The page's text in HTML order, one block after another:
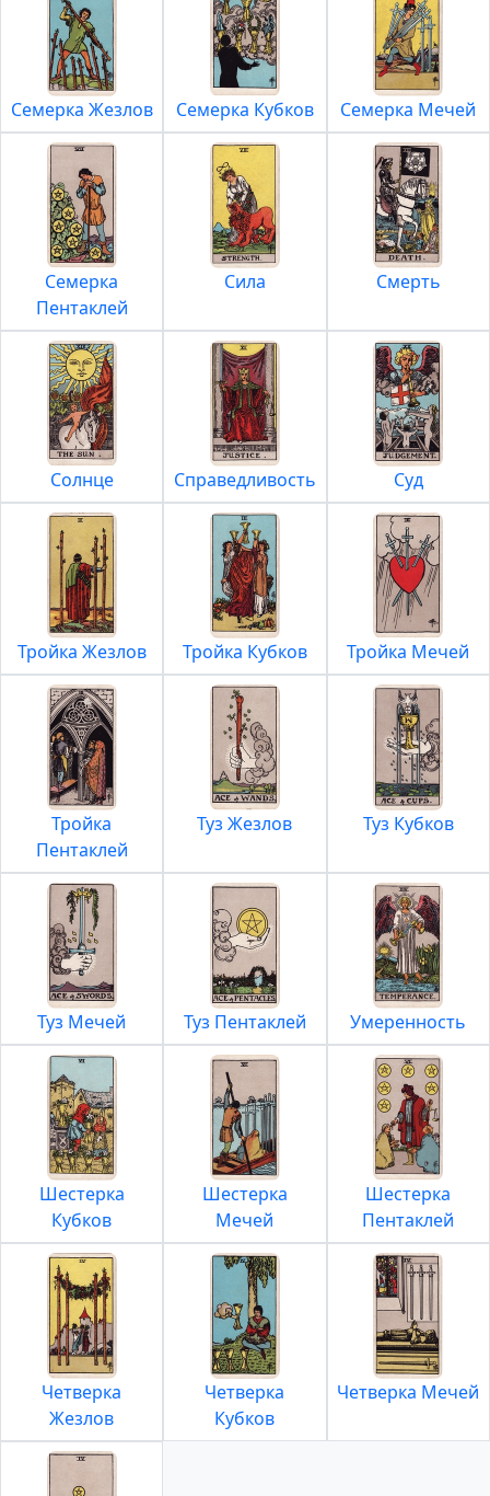
Семерка Жезлов Семерка Кубков Семерка Мечей
Семерка
Пентаклей
Сила Смерть
Солнце Справедливость Суд
Тройка Жезлов Тройка Кубков Тройка Мечей
Тройка
Пентаклей
Туз Жезлов Туз Кубков
Туз Мечей Туз Пентаклей Умеренность
Шестерка
Кубков
Шестерка
Мечей
Шестерка
Пентаклей
Четверка
Жезлов
Четверка
Кубков
Четверка Мечей